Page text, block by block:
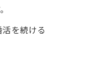
を続ける